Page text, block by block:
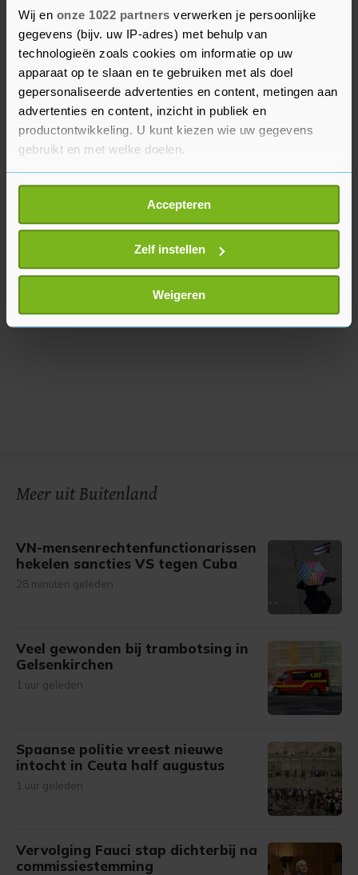
Wij en onze 1022 partners verwerken je persoonlijke
gegevens (bijv. uw IP-adres) met behulp van
technologieën zoals cookies om informatie op uw
apparaat op te slaan en te gebruiken met als doel
gepersonaliseerde advertenties en content, metingen aan
advertenties en content, inzicht in publiek en
productontwikkeling. U kunt kiezen wie uw gegevens
gebruikt en met welke doelen.
Als u het toestaat, willen we ook graag:
Informatie verzamelen over uw geografische
locatie, die tot een paar meter nauwkeurig kan zijn
Uw apparaat identificeren door het actief te
scannen op specifieke eigenschappen (fingerprinting)
Lees meer over hoe uw persoonlijke gegevens worden
verwerkt en stel uw voorkeuren in het
U kunt uw toestemming op elk moment wijzigen of
Accepteren
Zelf instellen
Weigeren
week donderdag. Hem hangt tot twee jaar
gevangenisstraf boven het hoofd.
Mogelijk volgt nog een tweede proces. De Pauw
wil de VRT dwingen een schadevergoeding van 12
miljoen euro te betalen omdat hij door zijn
gedwongen vertrek inkomsten heeft misgelopen.
Meer uit Buitenland
VN-mensenrechtenfunctionarissen
hekelen sancties VS tegen Cuba
28 minuten geleden
Veel gewonden bij trambotsing in
Gelsenkirchen
1 uur geleden
Spaanse politie vreest nieuwe
intocht in Ceuta half augustus
1 uur geleden
Vervolging Fauci stap dichterbij na
commissiestemming